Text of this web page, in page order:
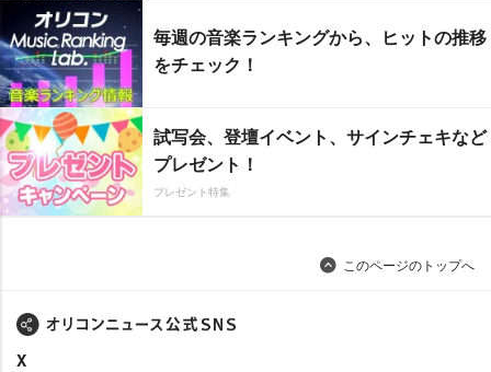
毎週の音楽ランキングから、ヒットの推移
をチェック！
試写会、登壇イベント、サインチェキなど
プレゼント！
プレゼント特集
このページのトップへ
X